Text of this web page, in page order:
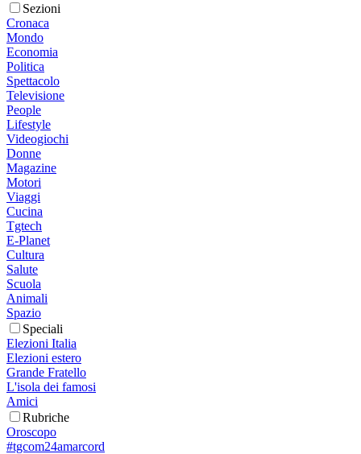
Sezioni
Cronaca
Mondo
Economia
Politica
Spettacolo
Televisione
People
Lifestyle
Videogiochi
Donne
Magazine
Motori
Viaggi
Cucina
Tgtech
E-Planet
Cultura
Salute
Scuola
Animali
Spazio
Speciali
Elezioni Italia
Elezioni estero
Grande Fratello
L'isola dei famosi
Amici
Rubriche
Oroscopo
#tgcom24amarcord